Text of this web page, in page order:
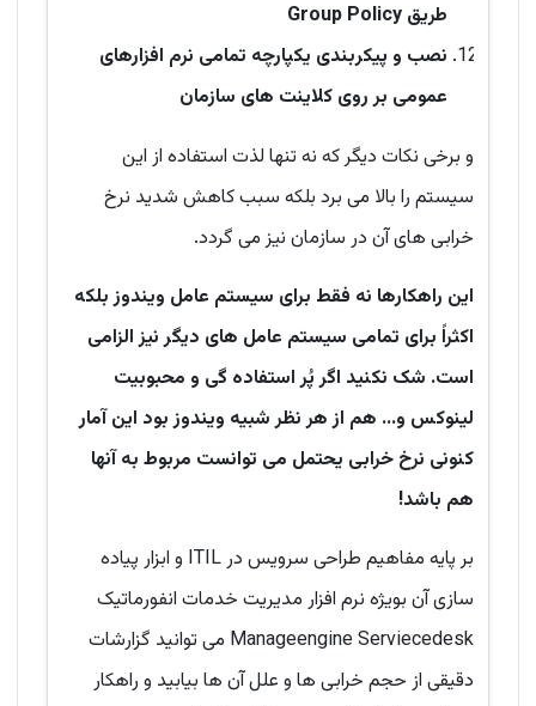
طریق Group Policy
نصب و پیکربندی یکپارچه تمامی نرم افزارهای
عمومی بر روی کلاینت های سازمان
و برخی نکات دیگر که نه تنها لذت استفاده از این
سیستم را بالا می برد بلکه سبب کاهش شدید نرخ
خرابی های آن در سازمان نیز می گردد.
این راهکارها نه فقط برای سیستم عامل ویندوز بلکه
اکثراً برای تمامی سیستم عامل های دیگر نیز الزامی
است. شک نکنید اگر پُر استفاده گی و محبوبیت
لینوکس و... هم از هر نظر شبیه ویندوز بود این آمار
کنونی نرخ خرابی یحتمل می توانست مربوط به آنها
هم باشد!
بر پایه مفاهیم طراحی سرویس در ITIL و ابزار پیاده
سازی آن بویژه نرم افزار مدیریت خدمات انفورماتیک
Manageengine Serviecedesk می توانید گزارشات
دقیقی از حجم خرابی ها و علل آن ها بیابید و راهکار